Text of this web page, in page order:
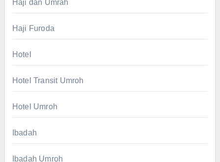
Haji dan Umrah
Haji Furoda
Hotel
Hotel Transit Umroh
Hotel Umroh
Ibadah
Ibadah Umroh